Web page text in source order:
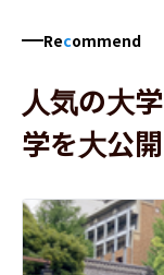
Recommend
人気の大
学を大公開